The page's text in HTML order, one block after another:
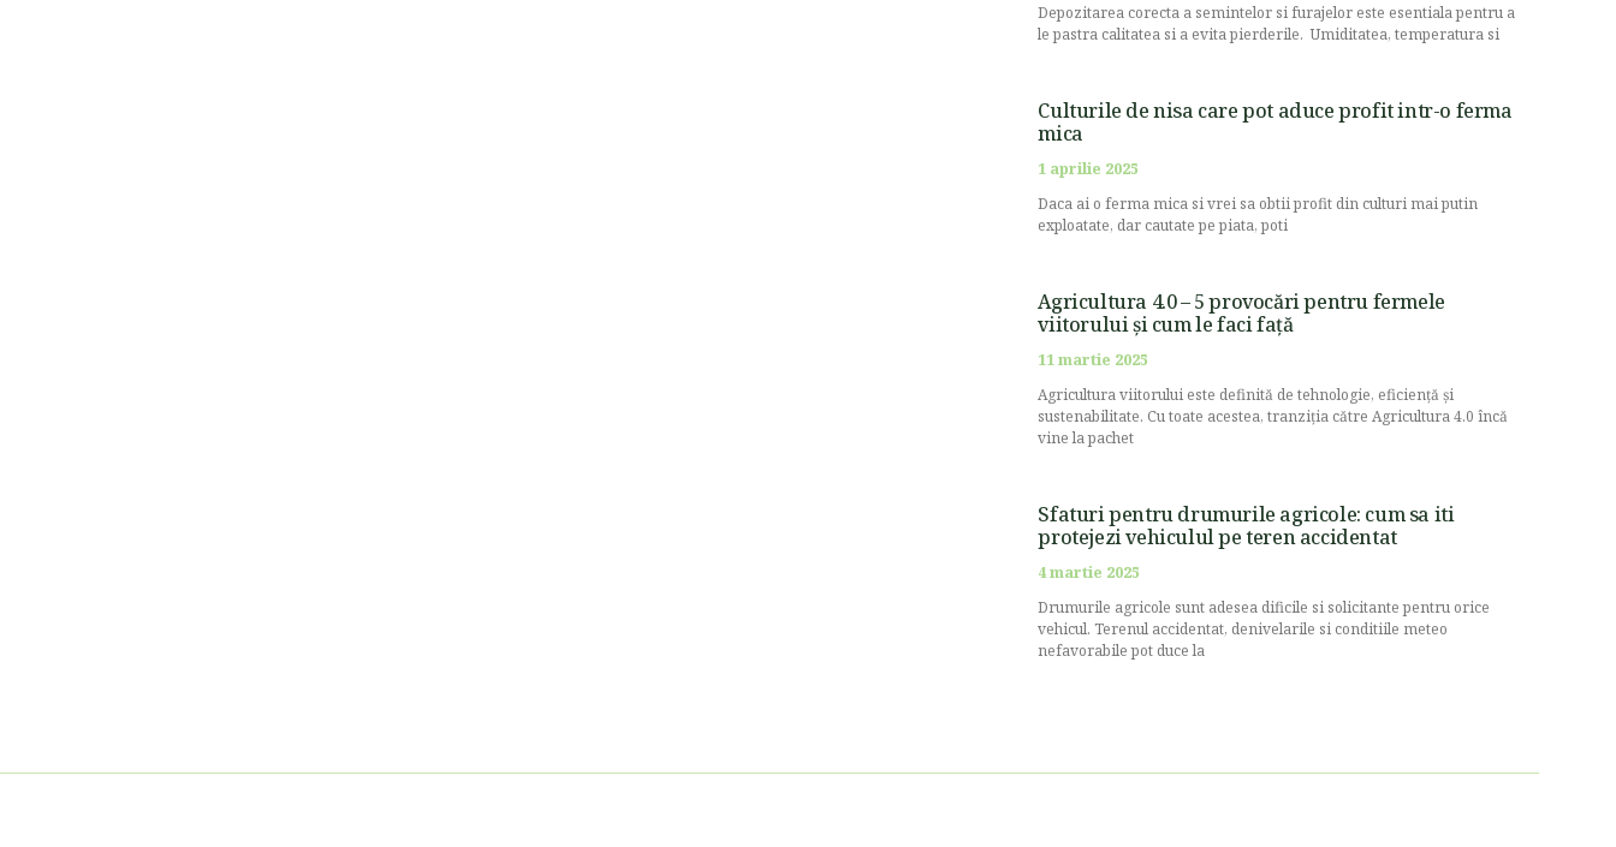
Depozitarea corecta a semintelor si furajelor este esentiala pentru a
le pastra calitatea si a evita pierderile. Umiditatea, temperatura si
Culturile de nisa care pot aduce profit intr-o ferma
mica
1 aprilie 2025
Daca ai o ferma mica si vrei sa obtii profit din culturi mai putin
exploatate, dar cautate pe piata, poti
Agricultura 4.0 – 5 provocări pentru fermele
viitorului și cum le faci față
11 martie 2025
Agricultura viitorului este definită de tehnologie, eficiență și
sustenabilitate. Cu toate acestea, tranziția către Agricultura 4.0 încă
vine la pachet
Sfaturi pentru drumurile agricole: cum sa iti
protejezi vehiculul pe teren accidentat
4 martie 2025
Drumurile agricole sunt adesea dificile si solicitante pentru orice
vehicul. Terenul accidentat, denivelarile si conditiile meteo
nefavorabile pot duce la